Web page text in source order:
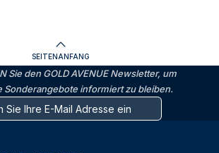
SEITENANFANG
Sie den GOLD AVENUE Newsletter, um
Sonderangebote informiert zu bleiben.